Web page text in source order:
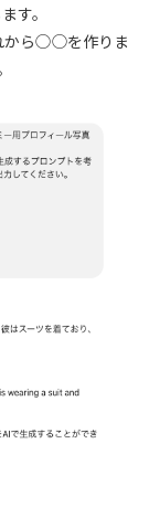
す。
から◯◯を作りま